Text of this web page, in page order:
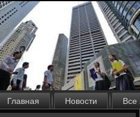
Главная Новости Все